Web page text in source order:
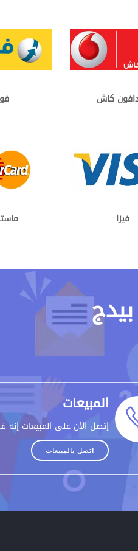
كاش
فيزا
المبيعات
إتصل الأن على المبيعات
اتصل بالمبيعات